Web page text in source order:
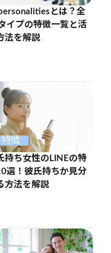
とは？全
イプの特徴一覧と活
法を解説
特徴
持ち女性のLINEの特
選！彼氏持ちか見分
方法を解説